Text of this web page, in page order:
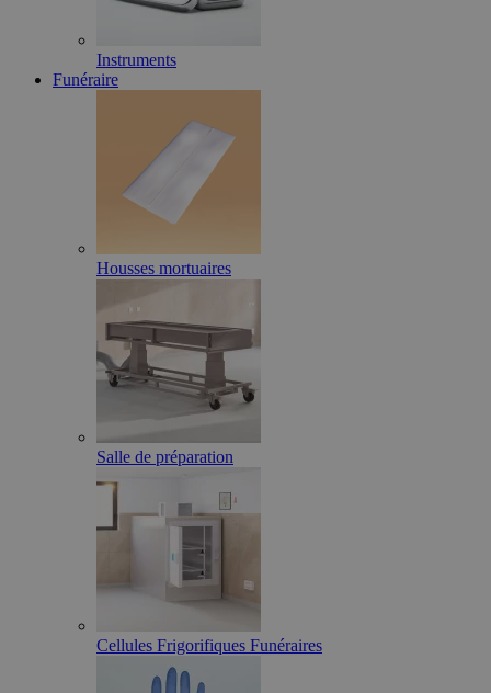
Instruments
Funéraire
Housses mortuaires
Salle de préparation
Cellules Frigorifiques Funéraires